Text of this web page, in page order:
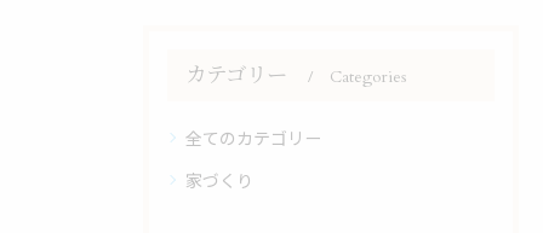
カテゴリー Categories
全てのカテゴリー
家づくり